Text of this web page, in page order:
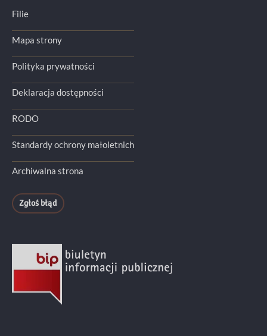
Filie
Mapa strony
Polityka prywatności
Deklaracja dostępności
RODO
Standardy ochrony małoletnich
Archiwalna strona
Zgłoś błąd